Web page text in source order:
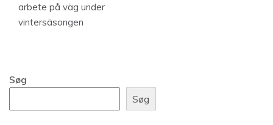
arbete på väg under
vintersäsongen
Søg
Søg